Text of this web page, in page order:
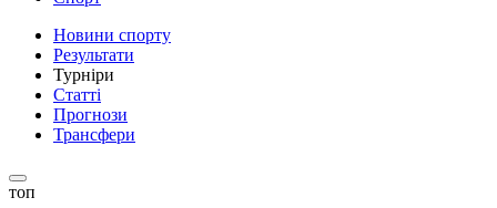
Новини спорту
Результати
Турніри
Статті
Прогнози
Трансфери
топ